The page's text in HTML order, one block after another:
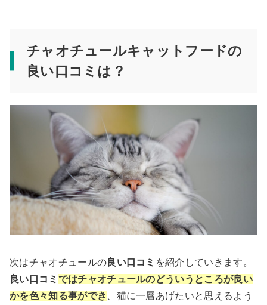
チャオチュールキャットフードの
良い口コミは？
次はチャオチュールの 良い口コミ を紹介していきます。
良い口コミ ではチャオチュールのどういうところが良い
かを色々知る事ができ
、猫に一層あげたいと思えるよう